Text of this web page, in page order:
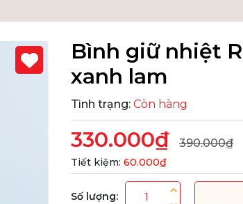
Bình giữ nhiệt
xanh lam
Tình trạng: Còn hàng
330.000₫ 390.000₫
Tiết kiệm: 60.000₫
Số lượng: